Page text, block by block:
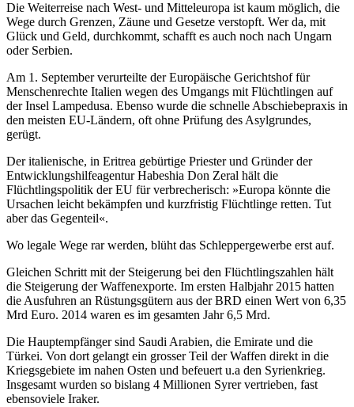
Die Weiterreise nach West- und Mitteleuropa ist kaum möglich, die
Wege durch Grenzen, Zäune und Gesetze verstopft. Wer da, mit
Glück und Geld, durchkommt, schafft es auch noch nach Ungarn
oder Serbien.
Am 1. September verurteilte der Europäische Gerichtshof für
Menschenrechte Italien wegen des Umgangs mit Flüchtlingen auf
der Insel Lampedusa. Ebenso wurde die schnelle Abschiebepraxis in
den meisten EU-Ländern, oft ohne Prüfung des Asylgrundes,
gerügt.
Der italienische, in Eritrea gebürtige Priester und Gründer der
Entwicklungshilfeagentur Habeshia Don Zeral hält die
Flüchtlingspolitik der EU für verbrecherisch: »Europa könnte die
Ursachen leicht bekämpfen und kurzfristig Flüchtlinge retten. Tut
aber das Gegenteil«.
Wo legale Wege rar werden, blüht das Schleppergewerbe erst auf.
Gleichen Schritt mit der Steigerung bei den Flüchtlingszahlen hält
die Steigerung der Waffenexporte. Im ersten Halbjahr 2015 hatten
die Ausfuhren an Rüstungsgütern aus der BRD einen Wert von 6,35
Mrd Euro. 2014 waren es im gesamten Jahr 6,5 Mrd.
Die Hauptempfänger sind Saudi Arabien, die Emirate und die
Türkei. Von dort gelangt ein grosser Teil der Waffen direkt in die
Kriegsgebiete im nahen Osten und befeuert u.a den Syrienkrieg.
Insgesamt wurden so bislang 4 Millionen Syrer vertrieben, fast
ebensoviele Iraker.